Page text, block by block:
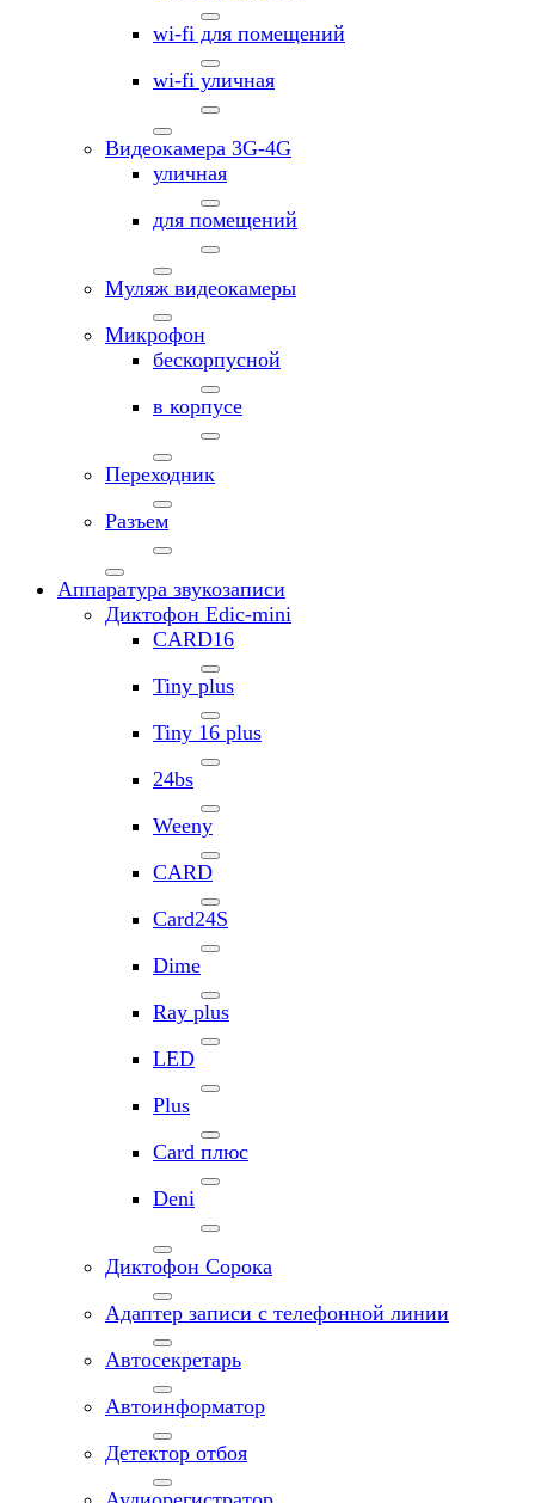
wi-fi для помещений
wi-fi уличная
Видеокамера 3G-4G
уличная
для помещений
Муляж видеокамеры
Микрофон
бескорпусной
в корпусе
Переходник
Разъем
Аппаратура звукозаписи
Диктофон Edic-mini
CARD16
Tiny plus
Tiny 16 plus
24bs
Weeny
CARD
Card24S
Dime
Ray plus
LED
Plus
Card плюс
Deni
Диктофон Сорока
Адаптер записи с телефонной линии
Автосекретарь
Автоинформатор
Детектор отбоя